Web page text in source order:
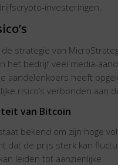
investeringen.
strategie van
het bedrijf veel media-
aandelenkoers heeft
risico’s verbonden aan
van Bitcoin
bekend om zijn hoge
dat de prijs sterk kan
leiden tot aanzienlijke